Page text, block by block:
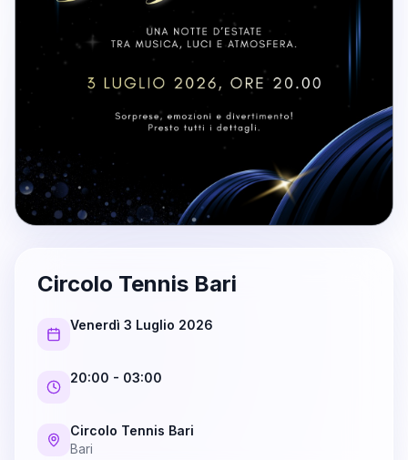
Circolo Tennis Bari
Venerdì 3 Luglio 2026
20:00 - 03:00
Circolo Tennis Bari
Bari